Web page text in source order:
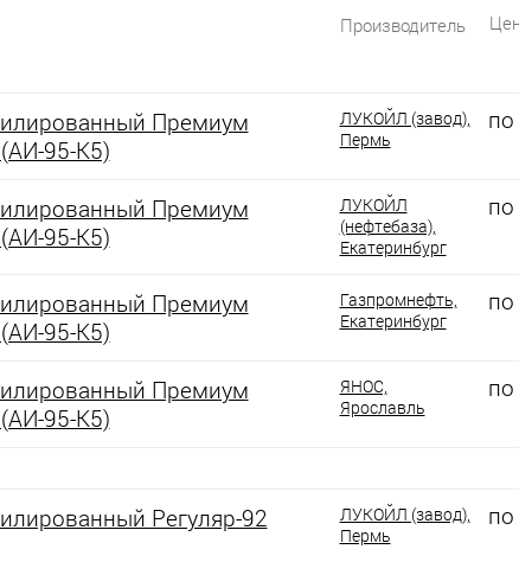
Производитель
Премиум
95-К5)
ЛУКОЙЛ (завод),
Пермь
Премиум
95-К5)
ЛУКОЙЛ
(нефтебаза),
Екатеринбург
Премиум
95-К5)
Газпромнефть,
Екатеринбург
Премиум
95-К5)
ЯНОС,
Ярославль
Регуляр-92
ЛУКОЙЛ (завод),
Пермь